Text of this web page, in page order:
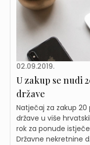
02.09.2019.
U zakup se nudi
države
Natječaj za zakup
države u više
rok za ponude
Državne nekretnine